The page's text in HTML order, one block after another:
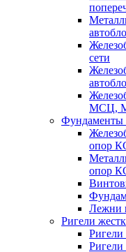
сети
МСЦ,
Фундаменты
опор
опор
Лежни
Ригели
Ригели